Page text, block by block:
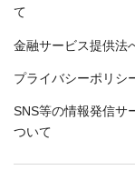
て
金融サービス提供法
プライバシーポリシ
SNS等の情報発信サ
ついて